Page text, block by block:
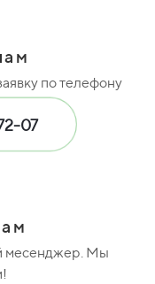
по телефону
07
месенджер. Мы